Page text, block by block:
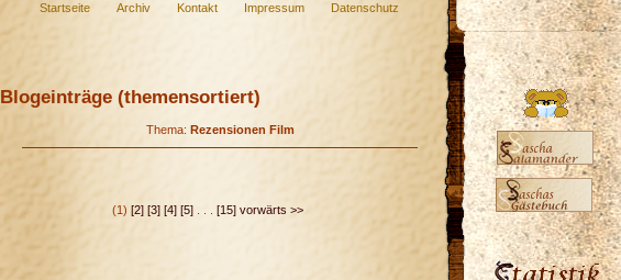
Startseite Archiv Kontakt Impressum Datenschutz
Blogeinträge (themensortiert)
Thema: Rezensionen Film
(1) [2] [3] [4] [5] [15] vorwärts >>